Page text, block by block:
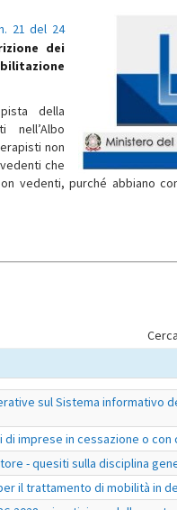
21 del 24
dei
della
non
che
vedenti, purché abbiano
sul Sistema informativo
di imprese in cessazione o
- quesiti sulla disciplina
il trattamento di mobilità in